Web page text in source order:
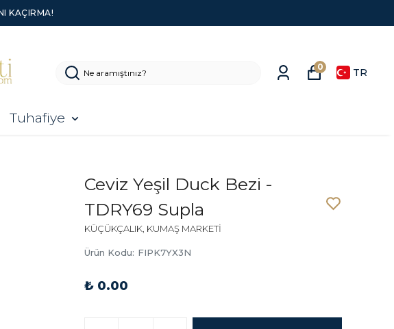
KAÇIRMA!
Tuhafiye
0 TR
Ceviz Yeşil Duck Bezi -
TDRY69 Supla
KÜÇÜKÇALIK, KUMAŞ MARKETİ
Ürün Kodu: FIPK7YX3N
₺ 0.00